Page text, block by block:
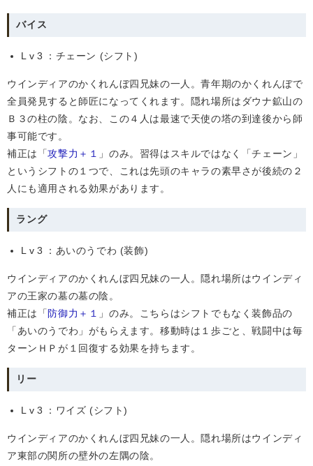
バイス
Lv3 ：チェーン (シフト)
ウインディアのかくれんぼ四兄妹の一人。青年期のかくれんぼで
全員発見すると師匠になってくれます。隠れ場所はダウナ鉱山の
Ｂ３の柱の陰。なお、この４人は最速で天使の塔の到達後から師
事可能です。
補正は「攻撃力＋１
」のみ。習得はスキルではなく「チェーン」
というシフトの１つで、これは先頭のキャラの素早さが後続の２
人にも適用される効果があります。
ラング
Lv3 ：あいのうでわ (装飾)
ウインディアのかくれんぼ四兄妹の一人。隠れ場所はウインディ
アの王家の墓の墓の陰。
補正は「防御力＋１
」のみ。こちらはシフトでもなく装飾品の
「あいのうでわ」がもらえます。移動時は１歩ごと、戦闘中は毎
ターンＨＰが１回復する効果を持ちます。
リー
Lv3 ：ワイズ (シフト)
ウインディアのかくれんぼ四兄妹の一人。隠れ場所はウインディ
ア東部の関所の壁外の左隅の陰。